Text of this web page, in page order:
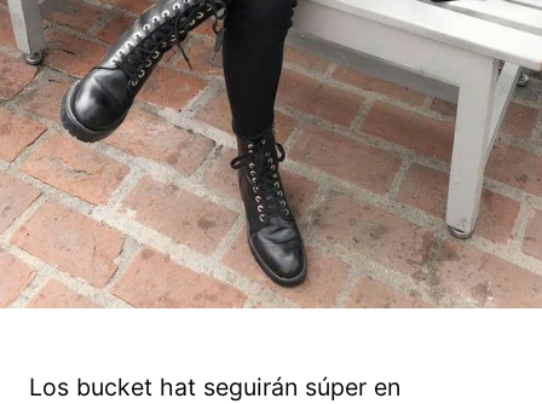
Los bucket hat seguirán súper en